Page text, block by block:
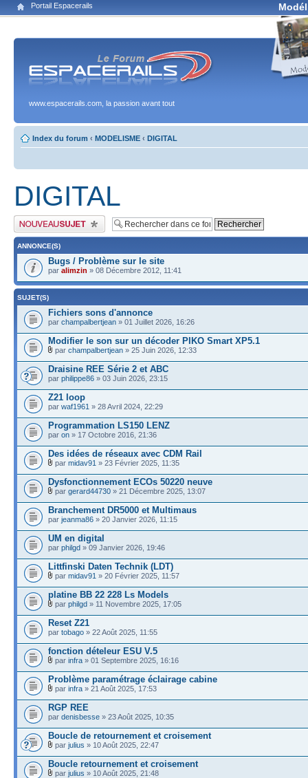
Portail Espacerails
www.espacerails.com, la passion avant tout
Index du forum ‹ MODELISME ‹ DIGITAL
DIGITAL
Publier un nouveau sujet
ANNONCE(S)
Bugs / Problème sur le site
par alimzin » 08 Décembre 2012, 11:41
SUJET(S)
Fichiers sons d'annonce
par champalbertjean » 01 Juillet 2026, 16:26
Modifier le son sur un décoder PIKO Smart XP5.1
par champalbertjean » 25 Juin 2026, 12:33
Draisine REE Série 2 et ABC
par philippe86 » 03 Juin 2026, 23:15
Z21 loop
par waf1961 » 28 Avril 2024, 22:29
Programmation LS150 LENZ
par on » 17 Octobre 2016, 21:36
Des idées de réseaux avec CDM Rail
par midav91 » 23 Février 2025, 11:35
Dysfonctionnement ECOs 50220 neuve
par gerard44730 » 21 Décembre 2025, 13:07
Branchement DR5000 et Multimaus
par jeanma86 » 20 Janvier 2026, 11:15
UM en digital
par philgd » 09 Janvier 2026, 19:46
Littfinski Daten Technik (LDT)
par midav91 » 20 Février 2025, 11:57
platine BB 22 228 Ls Models
par philgd » 11 Novembre 2025, 17:05
Reset Z21
par tobago » 22 Août 2025, 11:55
fonction dételeur ESU V.5
par infra » 01 Septembre 2025, 16:16
Problème paramétrage éclairage cabine
par infra » 21 Août 2025, 17:53
RGP REE
par denisbesse » 23 Août 2025, 10:35
Boucle de retournement et croisement
par julius » 10 Août 2025, 22:47
Boucle retournement et croisement
par julius » 10 Août 2025, 21:48